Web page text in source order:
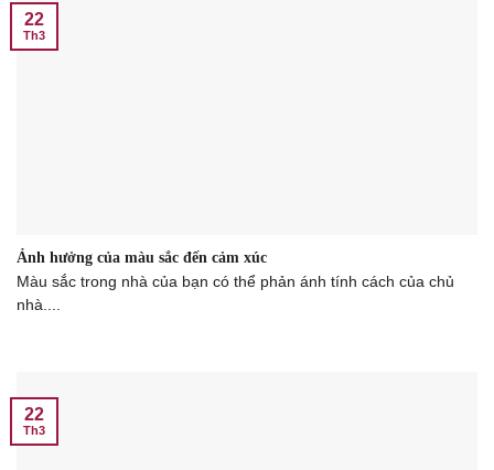
Ảnh hưởng của màu sắc đến cảm xúc
Màu sắc trong nhà của bạn có thể phản ánh tính cách của chủ
nhà....
22
Th3
22
Th3